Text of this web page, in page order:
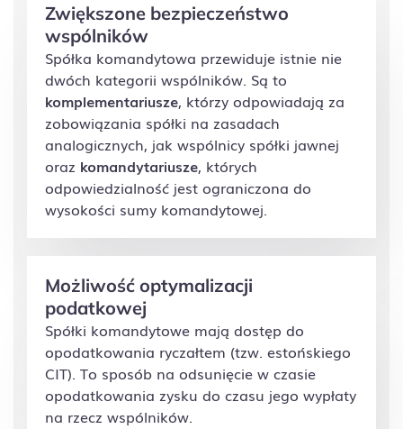
Zwiększone bezpieczeństwo
wspólników
Spółka komandytowa przewiduje istnie nie
dwóch kategorii wspólników. Są to
komplementariusze, którzy odpowiadają za
zobowiązania spółki na zasadach
analogicznych, jak wspólnicy spółki jawnej
oraz komandytariusze, których
odpowiedzialność jest ograniczona do
wysokości sumy komandytowej.
Możliwość optymalizacji
podatkowej
Spółki komandytowe mają dostęp do
opodatkowania ryczałtem (tzw. estońskiego
CIT). To sposób na odsunięcie w czasie
opodatkowania zysku do czasu jego wypłaty
na rzecz wspólników.